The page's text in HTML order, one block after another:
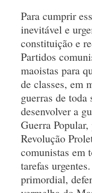
Para cumprir
inevitável e
constituição e
Partidos
maoistas para
de classes, em
guerras de toda
desenvolver a
Guerra
Revolução
comunistas em
tarefas
primordial,